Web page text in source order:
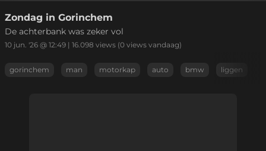
Link kopiëren
Zondag in Gorinchem
De achterbank was zeker vol
10 jun. '26 @ 12:49 | 16.098 views (0 views vandaag)
gorinchem man motorkap auto bmw liggen